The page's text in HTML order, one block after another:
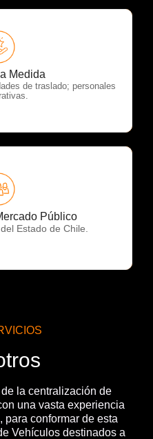
Medida
de traslado; personales
Público
Estado de Chile.
la centralización de
una vasta experiencia
para conformar de esta
Vehículos destinados a